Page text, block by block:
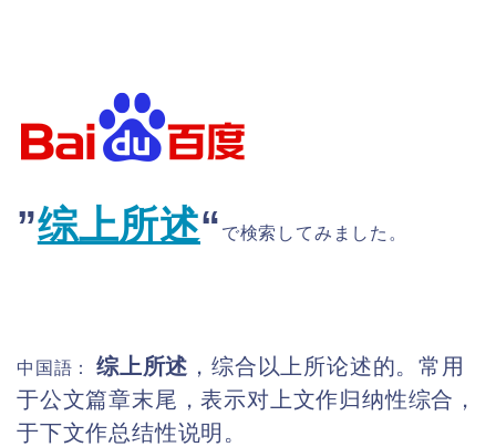
”综上所述“ で検索してみました。
中国語： 综上所述 ，综合以上所论述的。常用
于公文篇章末尾，表示对上文作归纳性综合，
于下文作总结性说明。